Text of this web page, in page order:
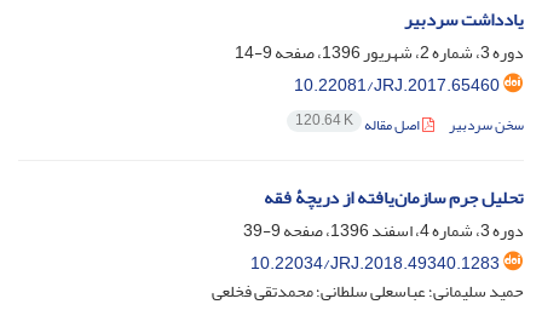
یادداشت سردبیر
دوره 3، شماره 2، شهریور 1396، صفحه
9-14
10.22081/JRJ.2017.65460
سخن سردبیر اصل مقاله 120.64 K
تحلیل جرم سازمان‌یافته از دریچۀ فقه
دوره 3، شماره 4، اسفند 1396، صفحه
9-39
10.22034/JRJ.2018.49340.1283
حمید سلیمانی؛ عباسعلی سلطانی؛ محمدتقی فخلعی